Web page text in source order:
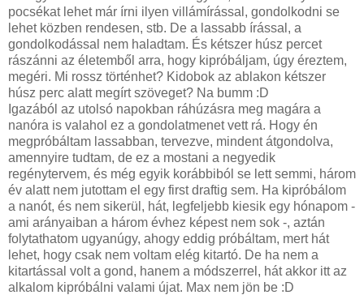
pocsékat lehet már írni ilyen villámírással, gondolkodni se
lehet közben rendesen, stb. De a lassabb írással, a
gondolkodással nem haladtam. És kétszer húsz percet
rászánni az életemből arra, hogy kipróbáljam, úgy éreztem,
megéri. Mi rossz történhet? Kidobok az ablakon kétszer
húsz perc alatt megírt szöveget? Na bumm :D
Igazából az utolsó napokban ráhúzásra meg magára a
nanóra is valahol ez a gondolatmenet vett rá. Hogy én
megpróbáltam lassabban, tervezve, mindent átgondolva,
amennyire tudtam, de ez a mostani a negyedik
regénytervem, és még egyik korábbiból se lett semmi, három
év alatt nem jutottam el egy first draftig sem. Ha kipróbálom
a nanót, és nem sikerül, hát, legfeljebb kiesik egy hónapom -
ami arányaiban a három évhez képest nem sok -, aztán
folytathatom ugyanúgy, ahogy eddig próbáltam, mert hát
lehet, hogy csak nem voltam elég kitartó. De ha nem a
kitartással volt a gond, hanem a módszerrel, hát akkor itt az
alkalom kipróbálni valami újat. Max nem jön be :D